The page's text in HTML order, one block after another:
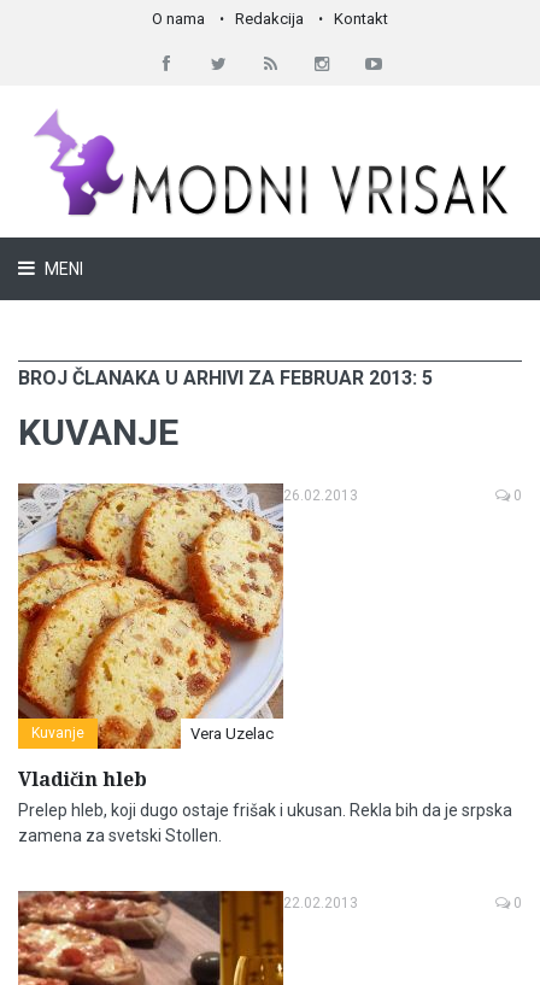
O nama Redakcija Kontakt
MENI
BROJ ČLANAKA U ARHIVI ZA FEBRUAR 2013: 5
KUVANJE
Kuvanje Vera Uzelac
26.02.2013 0
Vladičin hleb
Prelep hleb, koji dugo ostaje frišak i ukusan. Rekla bih da je srpska
zamena za svetski Stollen.
22.02.2013 0